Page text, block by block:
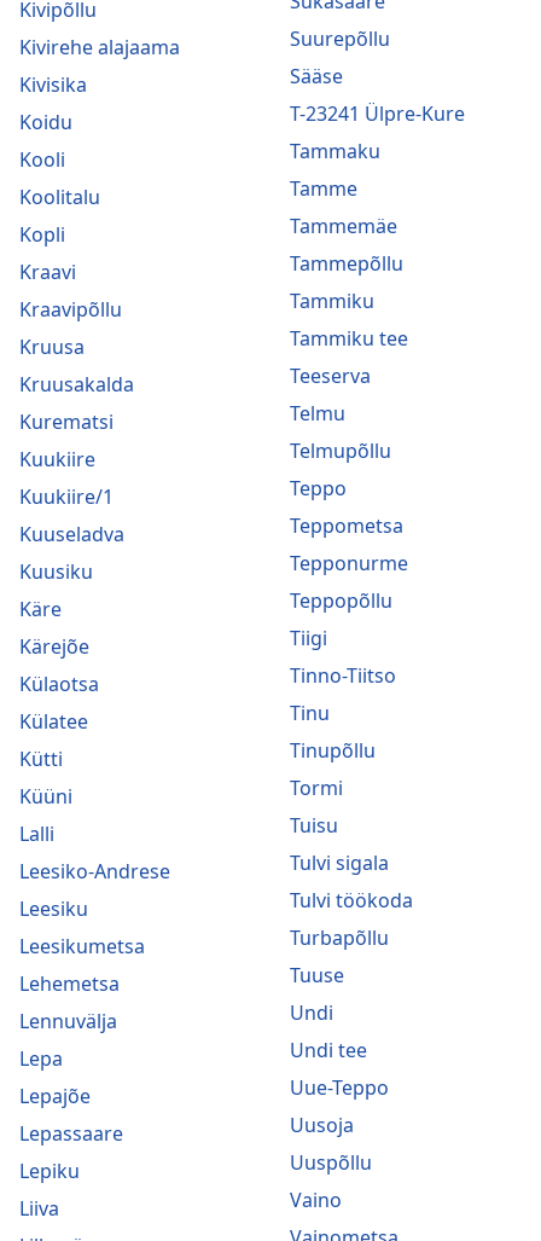
Kivipõllu
Kivirehe alajaama
Kivisika
Koidu
Kooli
Koolitalu
Kopli
Kraavi
Kraavipõllu
Kruusa
Kruusakalda
Kurematsi
Kuukiire
Kuukiire/1
Kuuseladva
Kuusiku
Käre
Kärejõe
Külaotsa
Külatee
Kütti
Küüni
Lalli
Leesiko-Andrese
Leesiku
Leesikumetsa
Lehemetsa
Lennuvälja
Lepa
Lepajõe
Lepassaare
Lepiku
Liiva
Suurepõllu
Sääse
T-23241 Ülpre-Kure
Tammaku
Tamme
Tammemäe
Tammepõllu
Tammiku
Tammiku tee
Teeserva
Telmu
Telmupõllu
Teppo
Teppometsa
Tepponurme
Teppopõllu
Tiigi
Tinno-Tiitso
Tinu
Tinupõllu
Tormi
Tuisu
Tulvi sigala
Tulvi töökoda
Turbapõllu
Tuuse
Undi
Undi tee
Uue-Teppo
Uusoja
Uuspõllu
Vaino